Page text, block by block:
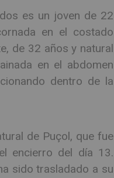
es un joven de 22
en el costado
de 32 años y natural
en el abdomen
dentro de la
de Puçol, que fue
encierro del día 13.
sido trasladado a su